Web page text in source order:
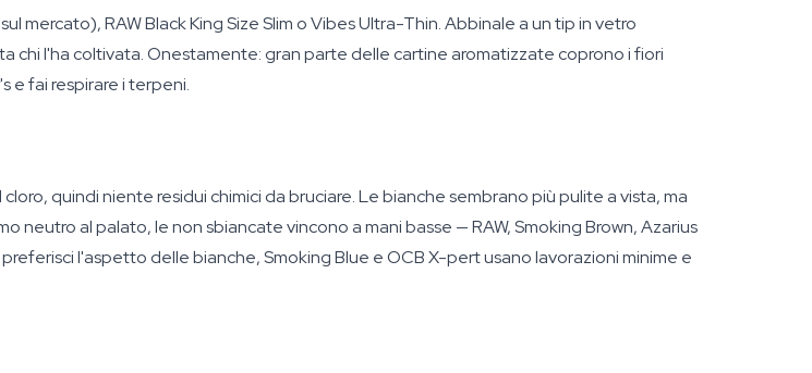
mercato), RAW Black King Size Slim o Vibes Ultra-Thin. Abbinale a un tip in vetro
chi l'ha coltivata. Onestamente: gran parte delle cartine aromatizzate coprono i fiori
e fai respirare i terpeni.
quindi niente residui chimici da bruciare. Le bianche sembrano più pulite a vista, ma
neutro al palato, le non sbiancate vincono a mani basse — RAW, Smoking Brown, Azarius
l'aspetto delle bianche, Smoking Blue e OCB X-pert usano lavorazioni minime e